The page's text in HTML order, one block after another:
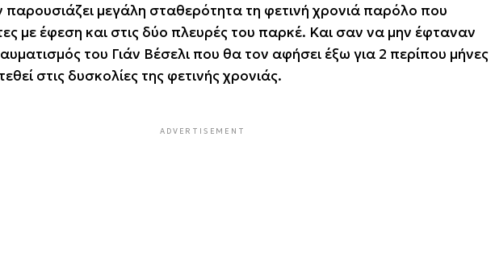
παρουσιάζει μεγάλη σταθερότητα τη φετινή χρονιά παρόλο που
με έφεση και στις δύο πλευρές του παρκέ. Και σαν να μην έφταναν
του Γιάν Βέσελι που θα τον αφήσει έξω για 2 περίπου μήνες
στις δυσκολίες της φετινής χρονιάς.
ADVERTISEMENT